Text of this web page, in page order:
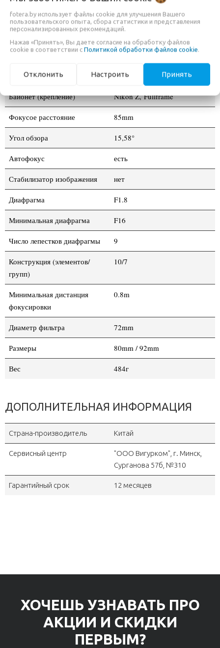
качество боке.
• Обновление прошивки через USB.
Байонет (крепление) Nikon Z,Fullframe
Фокусое расстояние 85mm
Угол обзора 15,58°
Автофокус есть
Стабилизатор изображения нет
Диафрагма F1.8
Минимальная диафрагма F16
Число лепестков диафрагмы 9
Конструкция (элементов/
групп)
10/7
Минимальная дистанция
фокусировки
0.8m
Диаметр фильтра 72mm
Размеры 80mm / 92mm
Вес 484г
ДОПОЛНИТЕЛЬНАЯ ИНФОРМАЦИЯ
Страна-производитель Китай
Сервисный центр
"OOO Вигурком", г. Минск,
Сурганова 57б, №310
Гарантийный срок 12 месяцев
ХОЧЕШЬ УЗНАВАТЬ ПРО
АКЦИИ И СКИДКИ
ПЕРВЫМ?
fotera.by использует файлы cookie для улучшения Вашего
пользовательского опыта, сбора статистики и представления
персонализированных рекомендаций.
Нажав «Принять», Вы даете согласие на обработку файлов
cookie в соответствии с Политикой обработки файлов cookie.
Отклонить Настроить Принять